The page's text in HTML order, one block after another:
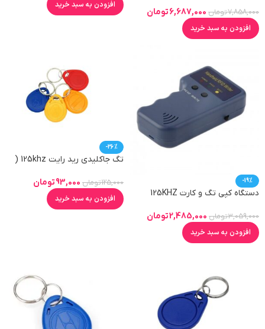
7,858,000تومان 6,687,000تومان
افزودن به سبد خرید
افزودن به سبد خرید
-19%
دستگاه کپی تگ و کارت 125KHZ
3,059,000تومان 2,485,000تومان
افزودن به سبد خرید
-26%
تگ جاکلیدی رید رایت 125khz (
125,000تومان 93,000تومان
افزودن به سبد خرید